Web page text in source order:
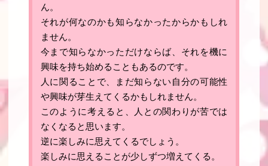
ん。
それが何なのかも知らなかったからかもしれ
ません。
今まで知らなかっただけならば、それを機に
興味を持ち始めることもあるのです。
人に関ることで、まだ知らない自分の可能性
や興味が芽生えてくるかもしれません。
このように考えると、人との関わりが苦では
なくなると思います。
逆に楽しみに思えてくるでしょう 。
楽しみに思えることが少しずつ増えてくる。